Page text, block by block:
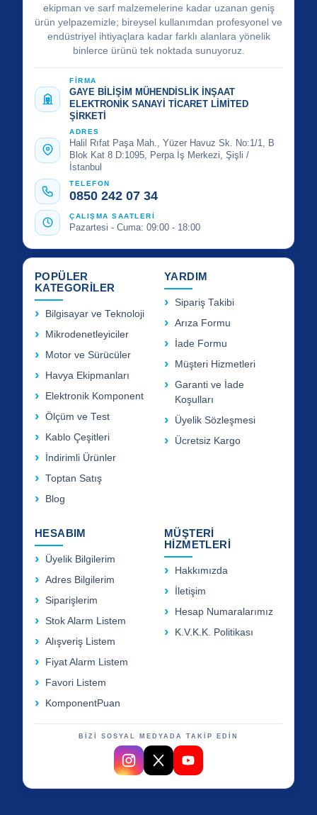
ekipman ve sarf malzemelerine kadar uzanan geniş
ürün yelpazemizle; bireysel kullanımdan profesyonel ve
endüstriyel ihtiyaçlara kadar farklı alanlara yönelik
binlerce ürünü tek noktada sunuyoruz.
FİRMA
GAYE BİLİŞİM MÜHENDİSLİK İNŞAAT
ELEKTRONİK SANAYİ TİCARET LİMİTED
ŞİRKETİ
ADRES
Halil Rıfat Paşa Mah., Yüzer Havuz Sk. No:1/1, B
Blok Kat 8 D:1095, Perpa İş Merkezi, Şişli /
İstanbul
TELEFON
0850 242 07 34
ÇALIŞMA SAATLERİ
Pazartesi - Cuma: 09:00 - 18:00
POPÜLER
KATEGORİLER
Bilgisayar ve Teknoloji
Mikrodenetleyiciler
Motor ve Sürücüler
Havya Ekipmanları
Elektronik Komponent
Ölçüm ve Test
Kablo Çeşitleri
İndirimli Ürünler
Toptan Satış
Blog
YARDIM
Sipariş Takibi
Arıza Formu
İade Formu
Müşteri Hizmetleri
Garanti ve İade
Koşulları
Üyelik Sözleşmesi
Ücretsiz Kargo
HESABIM
Üyelik Bilgilerim
Adres Bilgilerim
Siparişlerim
Stok Alarm Listem
Alışveriş Listem
Fiyat Alarm Listem
Favori Listem
KomponentPuan
MÜŞTERİ
HİZMETLERİ
Hakkımızda
İletişim
Hesap Numaralarımız
K.V.K.K. Politikası
BİZİ SOSYAL MEDYADA TAKİP EDİN